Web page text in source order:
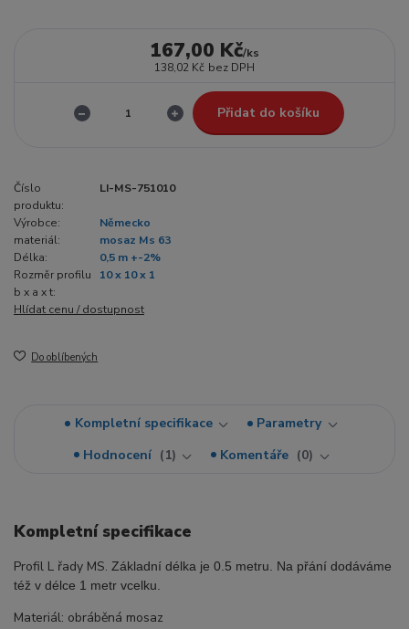
167,00 Kč/ks
138,02 Kč bez DPH
Přidat do košíku
Číslo
produktu:
LI-MS-751010
Výrobce:
Německo
materiál:
mosaz Ms 63
Délka:
0,5 m +-2%
Rozměr profilu
b x a x t:
10 x 10 x 1
Hlídat cenu / dostupnost
Do oblíbených
Kompletní specifikace
Parametry
Hodnocení
1 Komentáře 0
Kompletní specifikace
Profil L řady MS. Základní délka je 0.5 metru. Na přání dodáváme
též v délce 1 metr vcelku.
Materiál: obráběná mosaz